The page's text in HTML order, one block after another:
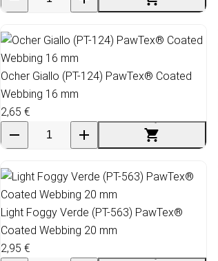
Ocher Giallo (PT-124) PawTex® Coated
Webbing 16 mm
2,65 €
Light Foggy Verde (PT-563) PawTex®
Coated Webbing 20 mm
2,95 €